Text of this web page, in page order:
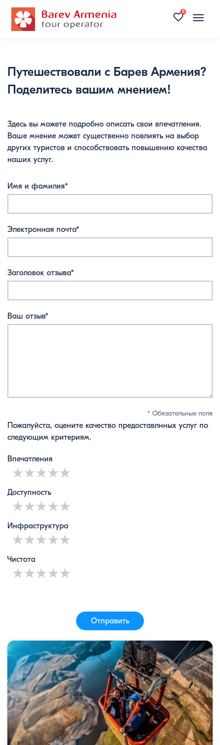
Toggle
0
Путешествовали с Барев Армения?
Поделитесь вашим мнением!
Здесь вы можете подробно описать свои впечатления.
Ваше мнение может существенно повлиять на выбор
других туристов и способствовать повышению качества
наших услуг.
Имя и фамилия*
Электронная почта*
Заголовок отзыва*
Ваш отзыв*
* Обязательные поля
Пожалуйста, оцените качество предоставлнных услуг по
следующим критериям.
Впечатления
4 stars
3 stars
2 stars
1 star
Доступность
4 stars
3 stars
2 stars
1 star
Инфраструктура
4 stars
3 stars
2 stars
1 star
Чистота
4 stars
3 stars
2 stars
1 star
Отправить